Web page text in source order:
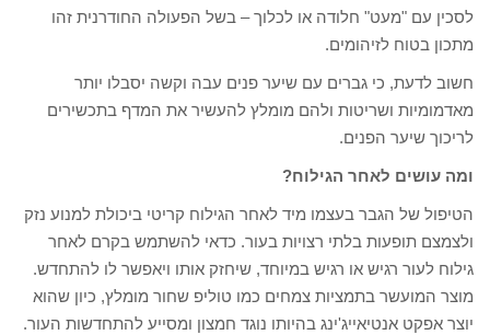
לסכין עם "מעט" חלודה או לכלוך – בשל הפעולה החודרנית זהו
מתכון בטוח לזיהומים.
חשוב לדעת, כי גברים עם שיער פנים עבה וקשה יסבלו יותר
מאדמומיות ושריטות ולהם מומלץ להעשיר את המדף בתכשירים
לריכוך שיער הפנים.
ומה עושים לאחר הגילוח?
הטיפול של הגבר בעצמו מיד לאחר הגילוח קריטי ביכולת למנוע נזק
ולצמצם תופעות בלתי רצויות בעור. כדאי להשתמש בקרם לאחר
גילוח לעור רגיש או רגיש במיוחד, שיחזק אותו ויאפשר לו להתחדש.
מוצר המועשר בתמציות צמחים כמו טוליפ שחור מומלץ, כיון שהוא
יוצר אפקט אנטיאייג'ינג בהיותו נוגד חמצון ומסייע להתחדשות העור.